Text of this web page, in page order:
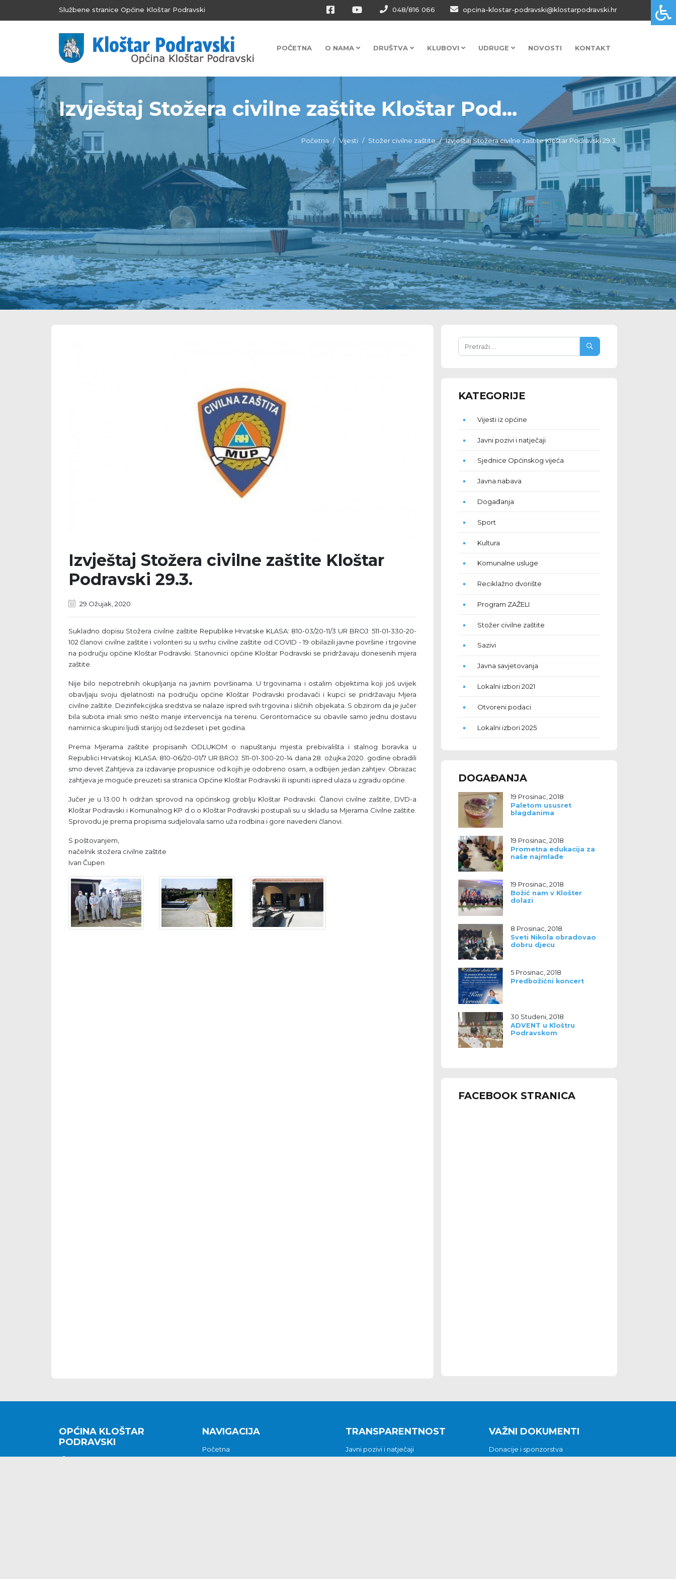
Službene stranice Općine Kloštar Podravski 048/816 066 opcina-klostar-podravski@klostarpodravski.hr
POČETNA O NAMA DRUŠTVA KLUBOVI UDRUGE NOVOSTI KONTAKT
Izvještaj Stožera civilne zaštite Kloštar Pod...
Početna Vijesti Stožer civilne zaštite Izvještaj Stožera civilne zaštite Kloštar Podravski 29.3.
Izvještaj Stožera civilne zaštite Kloštar
Podravski 29.3.
29 Ožujak, 2020
Sukladno dopisu Stožera civilne zaštite Republike Hrvatske KLASA: 810-03/20-11/3 UR BROJ: 511-01-330-20-
102 članovi civilne zaštite i volonteri su u svrhu civilne zaštite od COVID - 19 obilazili javne površine i trgovine
na području općine Kloštar Podravski. Stanovnici općine Kloštar Podravski se pridržavaju donesenih mjera
zaštite.
Nije bilo nepotrebnih okupljanja na javnim površinama. U trgovinama i ostalim objektima koji još uvijek
obavljaju svoju djelatnosti na području općine Kloštar Podravski prodavači i kupci se pridržavaju Mjera
civilne zaštite. Dezinfekcijska sredstva se nalaze ispred svih trgovina i sličnih objekata. S obzirom da je jučer
bila subota imali smo nešto manje intervencija na terenu. Gerontomaćice su obavile samo jednu dostavu
namirnica skupini ljudi starijoj od šezdeset i pet godina.
Prema Mjerama zaštite propisanih ODLUKOM o napuštanju mjesta prebivališta i stalnog boravka u
Republici Hrvatskoj: KLASA: 810-06/20-01/7 UR BROJ: 511-01-300-20-14 dana 28. ožujka 2020. godine obradili
smo devet Zahtjeva za izdavanje propusnice od kojih je odobreno osam, a odbijen jedan zahtjev. Obrazac
zahtjeva je moguće preuzeti sa stranica Općine Kloštar Podravski ili ispuniti ispred ulaza u zgradu općine.
Jučer je u 13:00 h održan sprovod na općinskog groblju Kloštar Podravski. Članovi civilne zaštite, DVD-a
Kloštar Podravski i Komunalnog KP d.o.o Kloštar Podravski postupali su u skladu sa Mjerama Civilne zaštite.
Sprovodu je prema propisima sudjelovala samo uža rodbina i gore navedeni članovi.
S poštovanjem,
načelnik stožera civilne zaštite
Ivan Čupen
KATEGORIJE
Vijesti iz općine
Javni pozivi i natječaji
Sjednice Općinskog vijeća
Javna nabava
Događanja
Sport
Kultura
Komunalne usluge
Reciklažno dvorište
Program ZAŽELI
Stožer civilne zaštite
Sazivi
Javna savjetovanja
Lokalni izbori 2021
Otvoreni podaci
Lokalni izbori 2025
DOGAĐANJA
19 Prosinac, 2018
Paletom ususret
blagdanima
19 Prosinac, 2018
Prometna edukacija za
naše najmlađe
19 Prosinac, 2018
Božić nam v Klošter
dolazi
8 Prosinac, 2018
Sveti Nikola obradovao
dobru djecu
5 Prosinac, 2018
Predbožićni koncert
30 Studeni, 2018
ADVENT u Kloštru
Podravskom
FACEBOOK STRANICA
OPĆINA KLOŠTAR
PODRAVSKI
NAVIGACIJA
Početna
TRANSPARENTNOST
Javni pozivi i natječaji
VAŽNI DOKUMENTI
Donacije i sponzorstva